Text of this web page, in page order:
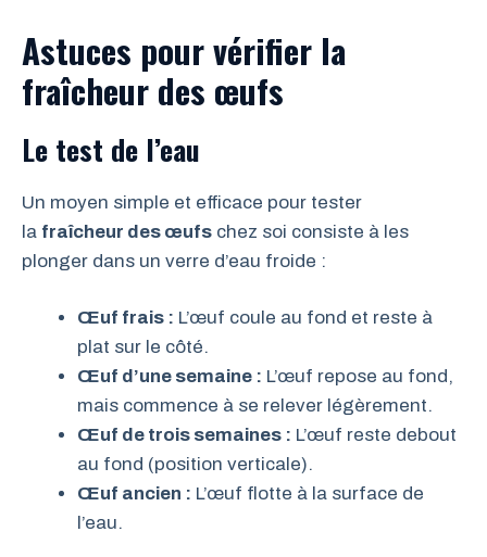
Astuces pour vérifier la
fraîcheur des œufs
Le test de l’eau
Un moyen simple et efficace pour tester
la fraîcheur des œufs chez soi consiste à les
plonger dans un verre d’eau froide :
Œuf frais : L’œuf coule au fond et reste à
plat sur le côté.
Œuf d’une semaine : L’œuf repose au fond,
mais commence à se relever légèrement.
Œuf de trois semaines : L’œuf reste debout
au fond (position verticale).
Œuf ancien : L’œuf flotte à la surface de
l’eau.